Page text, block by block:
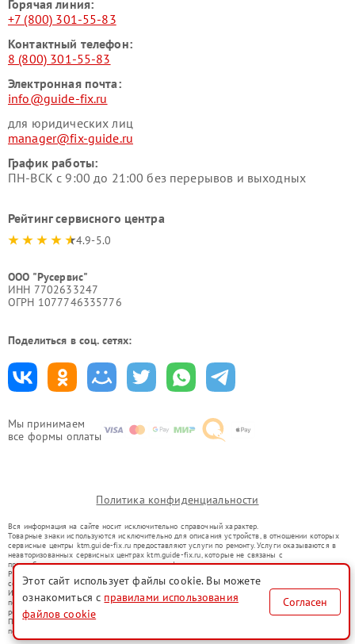
Мы принимаем
все формы оплаты
Горячая линия:
+7 (800) 301-55-83
Контактный телефон:
8 (800) 301-55-83
Электронная почта:
info@guide-fix.ru
для юридических лиц
manager@fix-guide.ru
График работы:
ПН-ВСК с 9:00 до 21:00 без перерывов и выходных
Рейтинг сервисного центра
4.9-5.0
ООО "Русервис"
ИНН 7702633247
ОГРН 1077746335776
Поделиться в соц. сетях:
Политика конфиденциальности
Вся информация на сайте носит исключительно справочный характер.
Товарные знаки используются исключительно для описания устройств, в отношении которых
сервисные центры ktm.guide-fix.ru предоставляют услуги по ремонту. Услуги оказываются в
неавторизованных сервисных центрах ktm.guide-fix.ru, которые не связаны с
правообладателями товарных знаков или их официальными представителями.
Ремонт осуществляется для устройств, уже введенных в гражданский оборот в соответствии
со статьей 1487 ГК РФ.
Использование товарных знаков не преследует цели индивидуализации услуг или введения
потребителей в заблуждение, а служит для информирования о предоставляемых услугах по
ремонту техники указанных брендов.
Представленная на сайте информация не является публичной офертой, определяемой
положениями Статьи 437(2) Гражданского кодекса РФ
Этот сайт использует файлы cookie. Вы можете
ознакомиться с правилами использования
файлов cookie
Согласен